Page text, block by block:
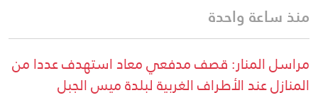
منذ ساعة واحدة
مراسل المنار: قصف مدفعي معاد استهدف عددا من
المنازل عند الأطراف الغربية لبلدة ميس الجبل